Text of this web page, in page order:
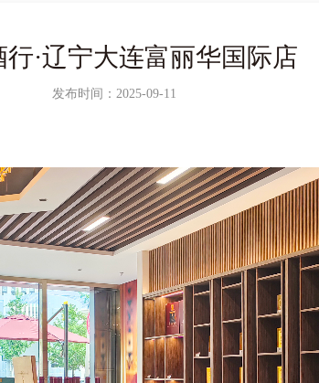
行·辽宁大连富丽华国际店
发布时间：2025-09-11